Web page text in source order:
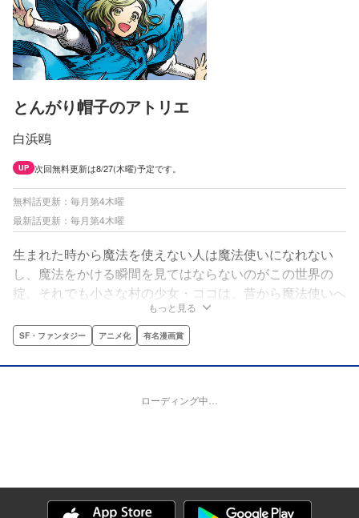
とんがり帽子のアトリエ
白浜鴎
UP 次回無料更新は8/27(木曜)予定です。
無料話更新：毎月第4木曜
最新話更新：毎月第4木曜
生まれた時から魔法を使えない人は魔法使いになれない
し、魔法をかける瞬間を見てはならないのがこの世界の
掟。それでも小さな村の少女・ココは、昔から魔法使いへ
の憧れを抱き続けていた。ある日、村を訪れた魔法使い・
キーフリーが魔法を使うところを見てしまい、大きな秘密
を知る。それは、特別な道具で魔法陣を描けば、本当は誰
にでも魔法が使えるという、魔法使いたちが隠した「絶対
もっと見る
SF・ファンタジー アニメ化 有名漫画賞
ローディング中…